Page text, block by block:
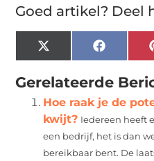
Goed artikel? Deel
X
(Twitter)
Gerelateerde
Hoe raak je de
kwijt? Iedereen heeft
een bedrijf, het is dan
bereikbaar bent. De